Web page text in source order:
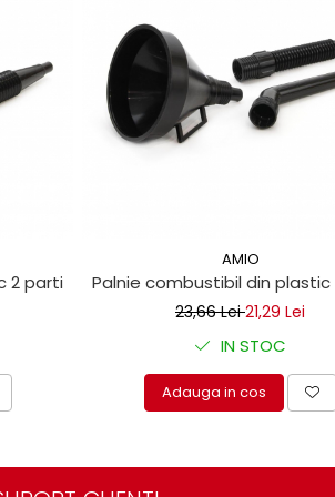
2 parti
AMIO
Palnie combustibil din
23,66 Lei21,29 Lei
IN STOC
Adauga in cos